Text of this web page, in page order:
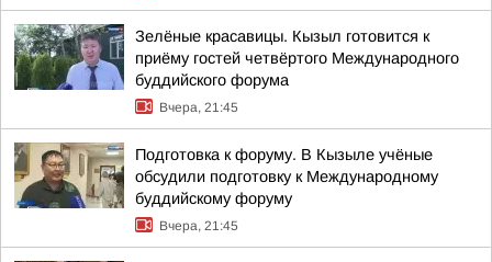
Зелёные красавицы. Кызыл готовится к
приёму гостей четвёртого Международного
буддийского форума
Вчера, 21:45
Подготовка к форуму. В Кызыле учёные
обсудили подготовку к Международному
буддийскому форуму
Вчера, 21:45